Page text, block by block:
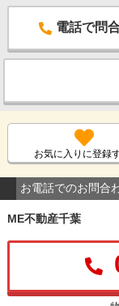
電話で問
お気に入りに登録
お電話でのお問合
ME不動産千葉